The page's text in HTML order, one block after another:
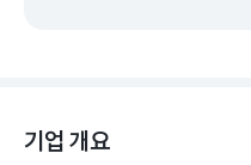
기업 개요